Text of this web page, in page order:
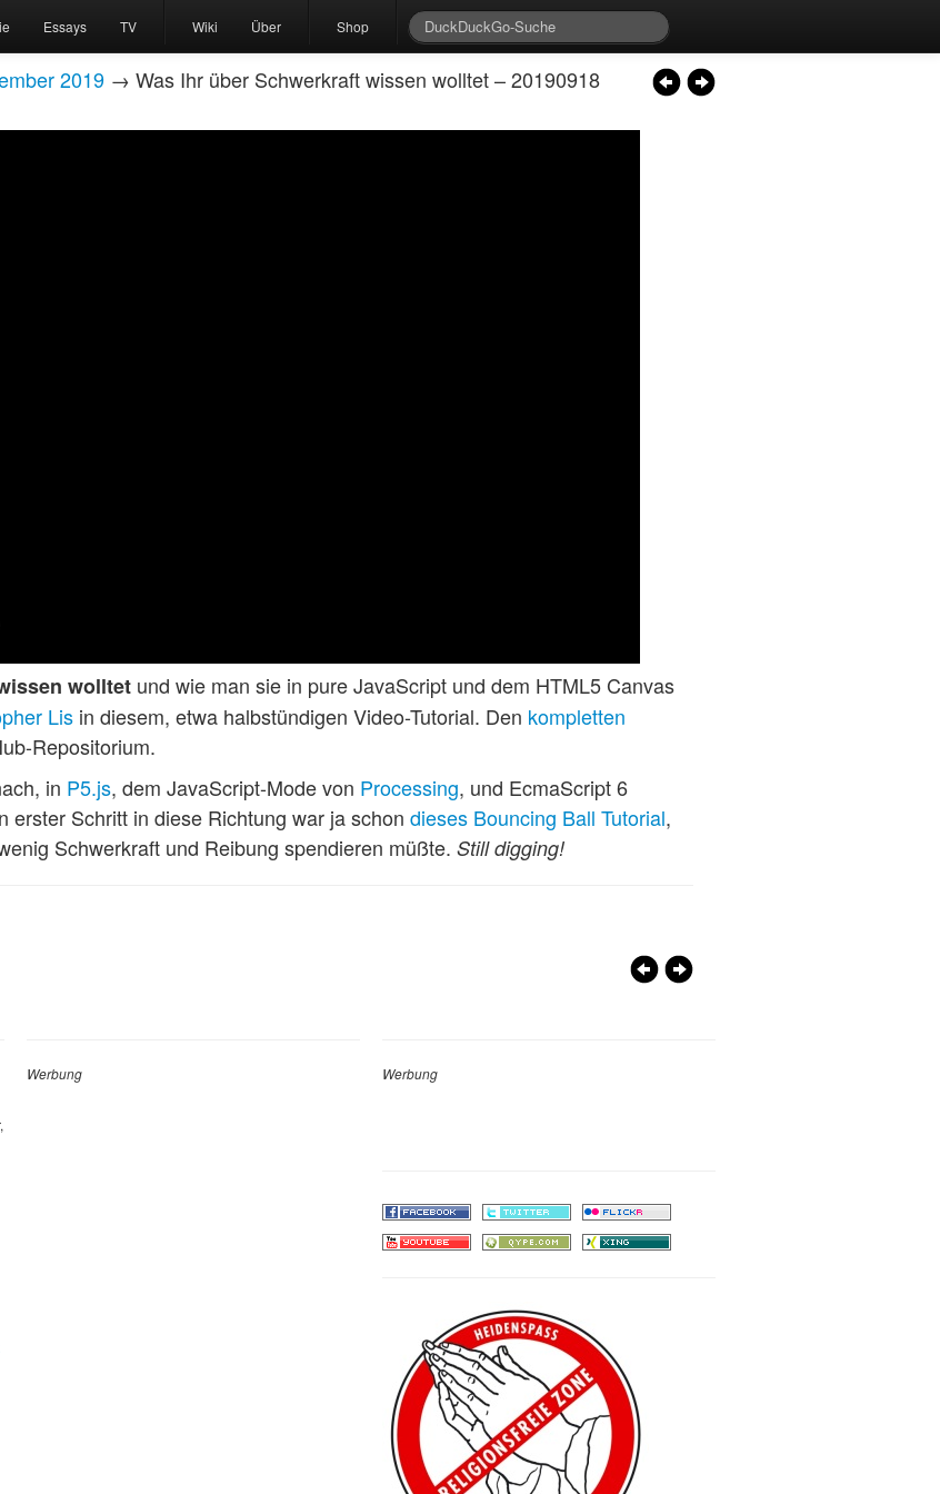
Essays TV Wiki Über Shop
2019 → Was Ihr über Schwerkraft wissen wolltet – 20190918
wolltet und wie man sie in pure JavaScript und dem HTML5 Canvas
Lis in diesem, etwa halbstündigen Video-Tutorial. Den kompletten
Repositorium.
in P5.js, dem JavaScript-Mode von Processing, und EcmaScript 6
erster Schritt in diese Richtung war ja schon dieses Bouncing Ball Tutorial,
Schwerkraft und Reibung spendieren müßte. Still digging!
Werbung Werbung